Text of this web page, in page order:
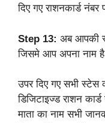
दिए गए राशनकार्ड
Step 13: अब आपकी
जिसमे आप अपना नाम है
उपर दिए गए सभी
डिजिटाइज्ड राशन
माता का नाम सभी